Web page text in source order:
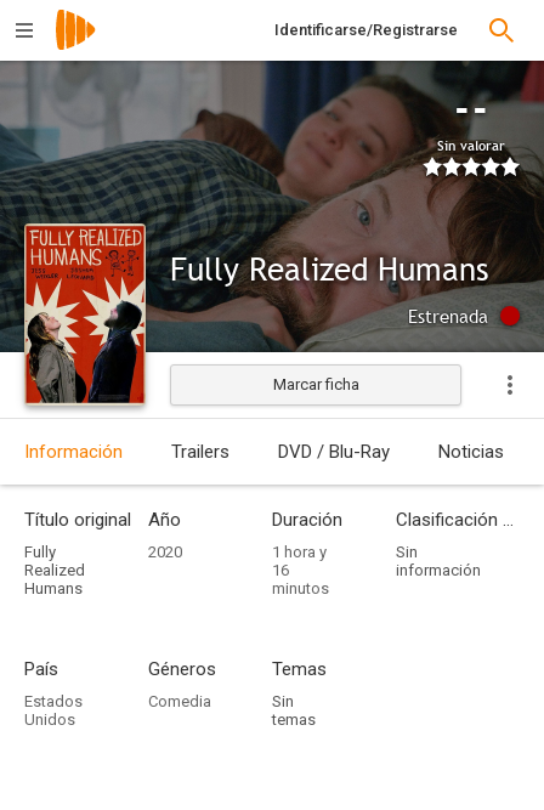
Identificarse/Registrarse
--
Sin valorar
Fully Realized Humans
Estrenada
Marcar ficha
Información Trailers DVD / Blu-Ray Noticias
Título original
Fully
Realized
Humans
Año
2020
Duración
1 hora y
16
minutos
Clasificación por edades
Sin
información
País
Estados
Unidos
Géneros
Comedia
Temas
Sin
temas